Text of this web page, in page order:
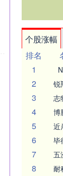
个股涨幅
排名
1
2 锐
3 志
4 博
5 近
6 毕
7 五
8 耐